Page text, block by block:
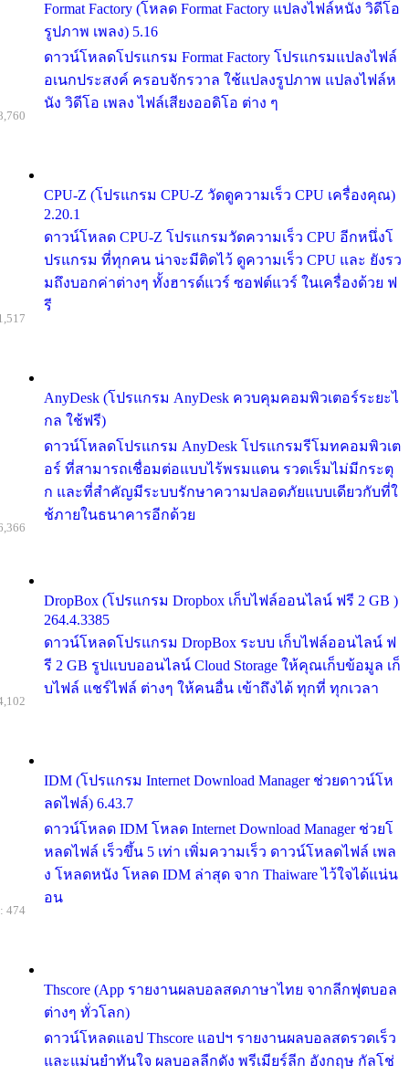
Format Factory (โหลด Format Factory แปลงไฟล์หนัง วิดีโอ
รูปภาพ เพลง) 5.16
ดาวน์โหลดโปรแกรม Format Factory โปรแกรมแปลงไฟล์
อเนกประสงค์ ครอบจักรวาล ใช้แปลงรูปภาพ แปลงไฟล์ห
นัง วิดีโอ เพลง ไฟล์เสียงออดิโอ ต่าง ๆ
CPU-Z (โปรแกรม CPU-Z วัดดูความเร็ว CPU เครื่องคุณ)
2.20.1
ดาวน์โหลด CPU-Z โปรแกรมวัดความเร็ว CPU อีกหนึ่งโ
ปรแกรม ที่ทุกคน น่าจะมีติดไว้ ดูความเร็ว CPU และ ยังรว
มถึงบอกค่าต่างๆ ทั้งฮารด์แวร์ ซอฟต์แวร์ ในเครื่องด้วย ฟ
รี
AnyDesk (โปรแกรม AnyDesk ควบคุมคอมพิวเตอร์ระยะไ
กล ใช้ฟรี)
ดาวน์โหลดโปรแกรม AnyDesk โปรแกรมรีโมทคอมพิวเต
อร์ ที่สามารถเชื่อมต่อแบบไร้พรมแดน รวดเร็มไม่มีกระตุ
ก และที่สำคัญมีระบบรักษาความปลอดภัยแบบเดียวกับที่ใ
ช้ภายในธนาคารอีกด้วย
DropBox (โปรแกรม Dropbox เก็บไฟล์ออนไลน์ ฟรี 2 GB )
264.4.3385
ดาวน์โหลดโปรแกรม DropBox ระบบ เก็บไฟล์ออนไลน์ ฟ
รี 2 GB รูปแบบออนไลน์ Cloud Storage ให้คุณเก็บข้อมูล เก็
บไฟล์ แชร์ไฟล์ ต่างๆ ให้คนอื่น เข้าถึงได้ ทุกที่ ทุกเวลา
IDM (โปรแกรม Internet Download Manager ช่วยดาวน์โห
ลดไฟล์) 6.43.7
ดาวน์โหลด IDM โหลด Internet Download Manager ช่วยโ
หลดไฟล์ เร็วขึ้น 5 เท่า เพิ่มความเร็ว ดาวน์โหลดไฟล์ เพล
ง โหลดหนัง โหลด IDM ล่าสุด จาก Thaiware ไว้ใจได้แน่น
อน
Thscore (App รายงานผลบอลสดภาษาไทย จากลีกฟุตบอล
ต่างๆ ทั่วโลก)
ดาวน์โหลดแอป Thscore แอปฯ รายงานผลบอลสดรวดเร็ว
และแม่นยำทันใจ ผลบอลลีกดัง พรีเมียร์ลีก อังกฤษ กัลโช่
474